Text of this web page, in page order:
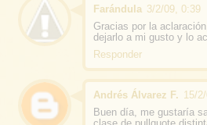
Farándula 3/2/09, 0:39
Gracias por la
dejarlo a mi gusto y lo
Responder
Andrés Álvarez F. 15/
Buen día, me gustaría